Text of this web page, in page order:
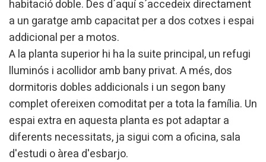
habitació doble. Des d´aquí s´accedeix directament
a un garatge amb capacitat per a dos cotxes i espai
addicional per a motos.
A la planta superior hi ha la suite principal, un refugi
lluminós i acollidor amb bany privat. A més, dos
dormitoris dobles addicionals i un segon bany
complet ofereixen comoditat per a tota la família. Un
espai extra en aquesta planta es pot adaptar a
diferents necessitats, ja sigui com a oficina, sala
d'estudi o àrea d'esbarjo.